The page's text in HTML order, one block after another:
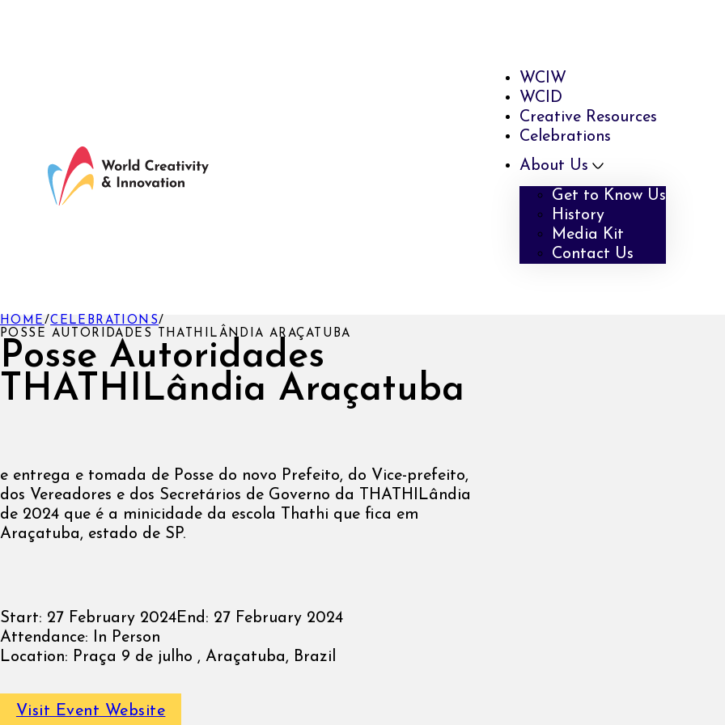
WCIW
WCID
Creative Resources
Celebrations
About Us
Get to Know Us
History
Media Kit
Contact Us
Posse Autoridades
THATHILândia Araçatuba
HOME /CELEBRATIONS/
POSSE AUTORIDADES THATHILÂNDIA ARAÇATUBA
e entrega e tomada de Posse do novo Prefeito, do Vice-prefeito,
dos Vereadores e dos Secretários de Governo da THATHILândia
de 2024 que é a minicidade da escola Thathi que fica em
Araçatuba, estado de SP.
Start: 27 February 2024End: 27 February 2024
Attendance: In Person
Location: Praça 9 de julho , Araçatuba, Brazil
Visit Event Website